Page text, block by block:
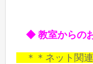
◆ 教室からの
＊＊ネット関